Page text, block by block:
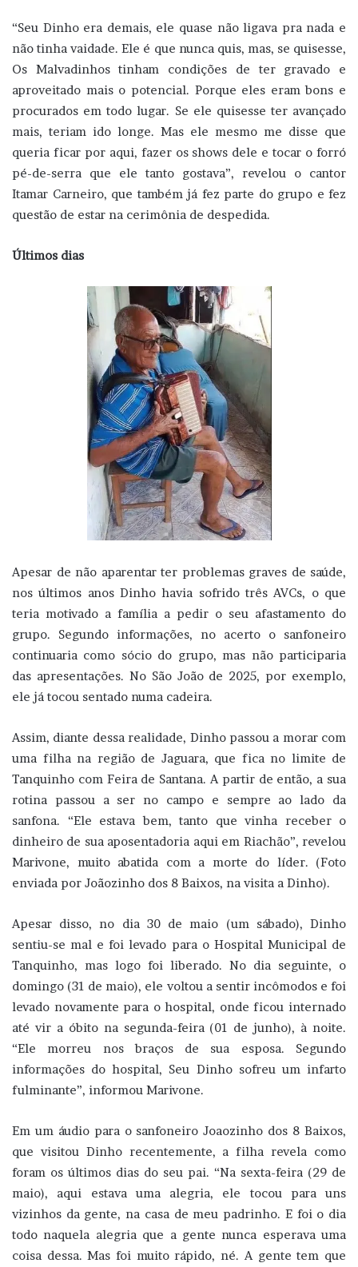
“Seu Dinho era demais, ele quase não ligava pra nada e
não tinha vaidade. Ele é que nunca quis, mas, se quisesse,
Os Malvadinhos tinham condições de ter gravado e
aproveitado mais o potencial. Porque eles eram bons e
procurados em todo lugar. Se ele quisesse ter avançado
mais, teriam ido longe. Mas ele mesmo me disse que
queria ficar por aqui, fazer os shows dele e tocar o forró
pé-de-serra que ele tanto gostava”, revelou o cantor
Itamar Carneiro, que também já fez parte do grupo e fez
questão de estar na cerimônia de despedida.
Últimos dias
Apesar de não aparentar ter problemas graves de saúde,
nos últimos anos Dinho havia sofrido três AVCs, o que
teria motivado a família a pedir o seu afastamento do
grupo. Segundo informações, no acerto o sanfoneiro
continuaria como sócio do grupo, mas não participaria
das apresentações. No São João de 2025, por exemplo,
ele já tocou sentado numa cadeira.
Assim, diante dessa realidade, Dinho passou a morar com
uma filha na região de Jaguara, que fica no limite de
Tanquinho com Feira de Santana. A partir de então, a sua
rotina passou a ser no campo e sempre ao lado da
sanfona. “Ele estava bem, tanto que vinha receber o
dinheiro de sua aposentadoria aqui em Riachão”, revelou
Marivone, muito abatida com a morte do líder. (Foto
enviada por Joãozinho dos 8 Baixos, na visita a Dinho).
Apesar disso, no dia 30 de maio (um sábado), Dinho
sentiu-se mal e foi levado para o Hospital Municipal de
Tanquinho, mas logo foi liberado. No dia seguinte, o
domingo (31 de maio), ele voltou a sentir incômodos e foi
levado novamente para o hospital, onde ficou internado
até vir a óbito na segunda-feira (01 de junho), à noite.
“Ele morreu nos braços de sua esposa. Segundo
informações do hospital, Seu Dinho sofreu um infarto
fulminante”, informou Marivone.
Em um áudio para o sanfoneiro Joaozinho dos 8 Baixos,
que visitou Dinho recentemente, a filha revela como
foram os últimos dias do seu pai. “Na sexta-feira (29 de
maio), aqui estava uma alegria, ele tocou para uns
vizinhos da gente, na casa de meu padrinho. E foi o dia
todo naquela alegria que a gente nunca esperava uma
coisa dessa. Mas foi muito rápido, né. A gente tem que